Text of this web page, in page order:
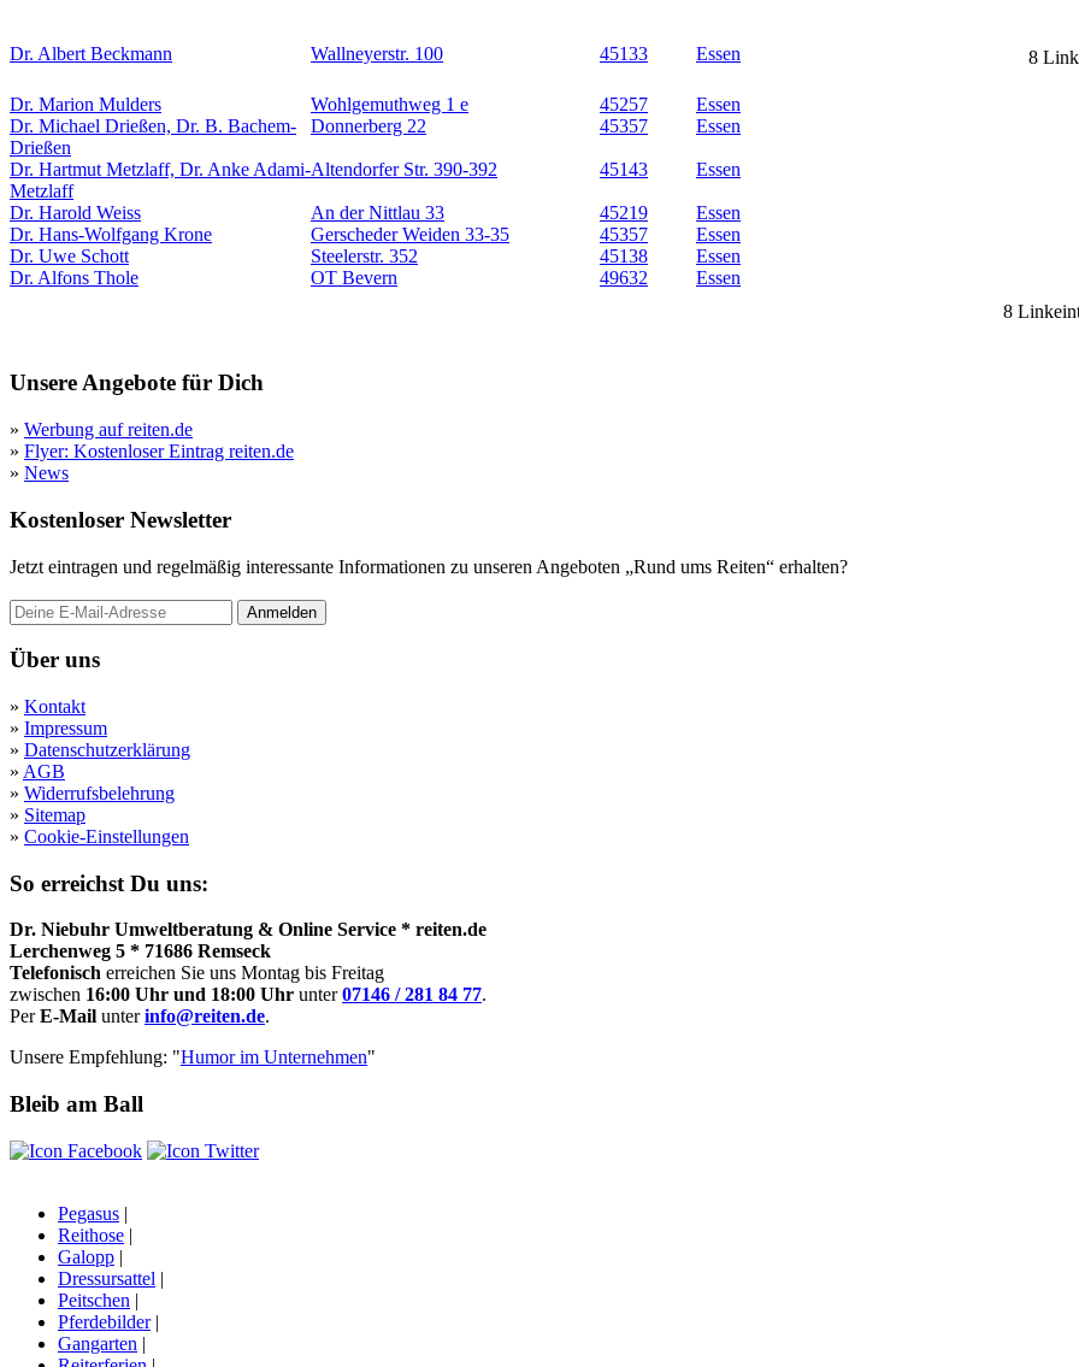
8
Dr. Albert Beckmann Wallneyerstr. 100 45133 Essen
Dr. Marion Mulders Wohlgemuthweg 1 e 45257
Essen
Dr. Michael Drießen, Dr. B. Bachem-
Drießen
Donnerberg 22 45357 Essen
Dr. Hartmut Metzlaff, Dr. Anke Adami-
Metzlaff
Altendorfer Str. 390-392 45143 Essen
Dr. Harold Weiss An der Nittlau 33 45219
Essen
Dr. Hans-Wolfgang Krone
Gerscheder Weiden 33-35 45357
Essen
Dr. Uwe Schott
Steelerstr. 352 45138
Essen
Dr. Alfons Thole
OT Bevern 49632
Essen
8
Unsere Angebote für Dich
» Werbung auf reiten.de
» Flyer: Kostenloser Eintrag reiten.de
» News
Kostenloser Newsletter
Jetzt eintragen und regelmäßig interessante Informationen zu unseren Angeboten „Rund ums Reiten“ erhalten?
Anmelden
Über uns
» Kontakt
» Impressum
» Datenschutzerklärung
» AGB
» Widerrufsbelehrung
» Sitemap
» Cookie-Einstellungen
So erreichst Du uns:
Dr. Niebuhr Umweltberatung & Online Service * reiten.de
Lerchenweg 5 * 71686 Remseck
Telefonisch erreichen Sie uns Montag bis Freitag
zwischen 16:00 Uhr und 18:00 Uhr unter07146 / 281 84 77.
PerE-Mail unterinfo@reiten.de.
Unsere Empfehlung: "Humor im Unternehmen"
Bleib am Ball
Pegasus |
Reithose |
Galopp |
Dressursattel |
Peitschen |
Pferdebilder|
Gangarten |